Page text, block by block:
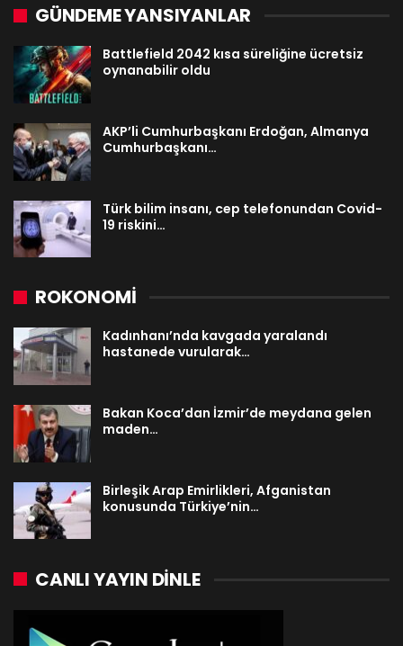
GÜNDEME YANSIYANLAR
Battlefield 2042 kısa süreliğine ücretsiz
oynanabilir oldu
AKP’li Cumhurbaşkanı Erdoğan, Almanya
Cumhurbaşkanı…
Türk bilim insanı, cep telefonundan Covid-
19 riskini…
ROKONOMİ
Kadınhanı’nda kavgada yaralandı
hastanede vurularak…
Bakan Koca’dan İzmir’de meydana gelen
maden…
Birleşik Arap Emirlikleri, Afganistan
konusunda Türkiye’nin…
CANLI YAYIN DINLE